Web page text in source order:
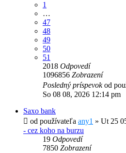
1
…
47
48
49
50
51
2018 Odpovedí
1096856 Zobrazení
Posledný príspevokod
So 08 08, 2026 12:14 pm
Saxo bank
od používateľa any1 » Ut 25
- cez koho na burzu
19 Odpovedí
7850 Zobrazení